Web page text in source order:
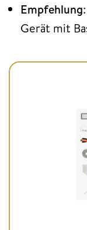
Empfehlung
Gerät mit